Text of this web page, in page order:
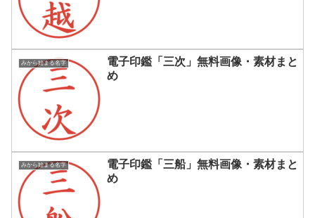
みから始まる名字
電子印鑑「三次」無料画像・素材まと
め
みから始まる名字
電子印鑑「三船」無料画像・素材まと
め